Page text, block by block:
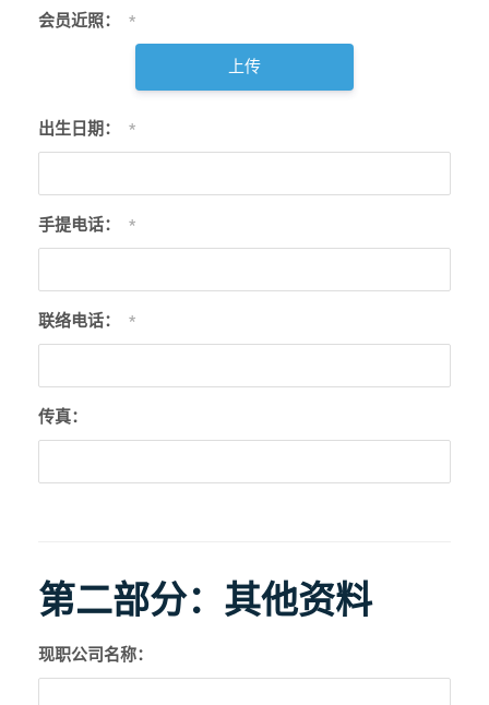
会员近照： *
上传
出生日期： *
手提电话： *
联络电话： *
传真：
第二部分：其他资料
现职公司名称：